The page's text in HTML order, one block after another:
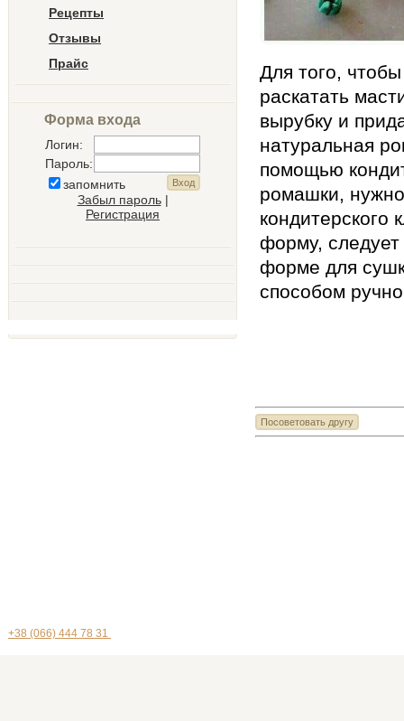
Рецепты
Отзывы
Прайс
Форма входа
Логин:
Пароль:
запомнить
Забыл пароль|
Регистрация
Для того,
раскатать
вырубку и
натуральная
помощью
ромашки,
форму,
форме для
способом
+38 (066) 444 78 31